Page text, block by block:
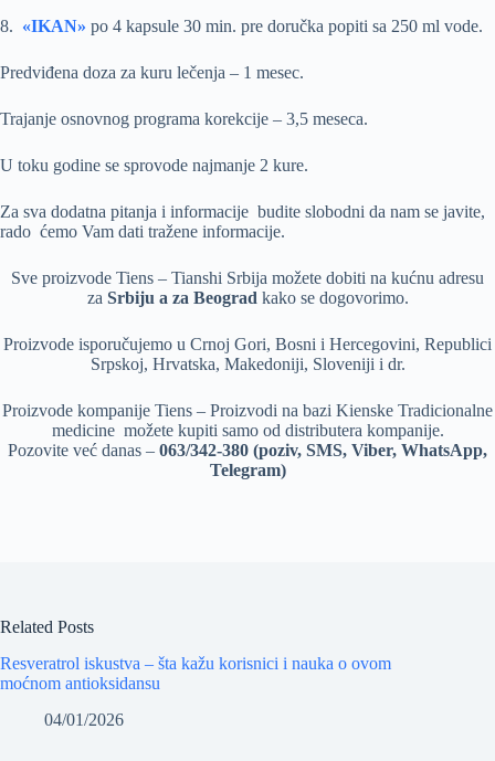
8. «IKAN» po 4 kapsule 30 min. pre doručka popiti sa 250 ml vode.
Predviđena doza za kuru lečenja – 1 mesec.
Trajanje osnovnog programa korekcije – 3,5 meseca.
U toku godine se sprovode najmanje 2 kure.
Za sva dodatna pitanja i informacije budite slobodni da nam se javite,
rado ćemo Vam dati tražene informacije.
Sve proizvode Tiens – Tianshi Srbija možete dobiti na kućnu adresu
za Srbiju a za Beograd kako se dogovorimo.
Proizvode isporučujemo u Crnoj Gori, Bosni i Hercegovini, Republici
Srpskoj, Hrvatska, Makedoniji, Sloveniji i dr.
Proizvode kompanije Tiens – Proizvodi na bazi Kienske Tradicionalne
medicine možete kupiti samo od distributera kompanije.
Pozovite već danas – 063/342-380 (poziv, SMS, Viber, WhatsApp,
Telegram)
Related Posts
Resveratrol iskustva – šta kažu korisnici i nauka o ovom
moćnom antioksidansu
04/01/2026